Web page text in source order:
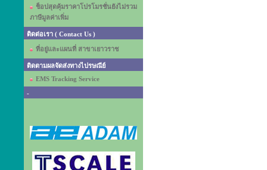
ช็อปสุดคุ้มราคาโปรโมรชั่นยังไม่รวม
ภาษีมูลค่าเพิ่ม
ติดต่อเรา ( Contact Us )
ที่อยู่และแผนที่ สาขาเยาวราช
ติดตามผลจัดส่งทางไปรษณีย์
EMS Tracking Service
-